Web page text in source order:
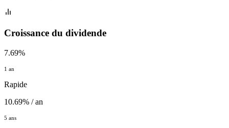
Croissance du dividende
7.69%
1 an
Rapide
10.69% / an
5 ans